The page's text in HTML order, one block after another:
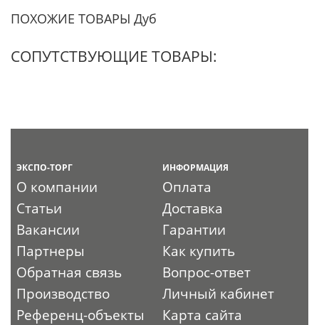
ПОХОЖИЕ ТОВАРЫ Дуб
СОПУТСТВУЮЩИЕ ТОВАРЫ:
ЭКСПО-ТОРГ
О компании
Статьи
Вакансии
Партнеры
Обратная связь
Производство
Референц-объекты
ИНФОРМАЦИЯ
Оплата
Доставка
Гарантии
Как купить
Вопрос-ответ
Личный кабинет
Карта сайта